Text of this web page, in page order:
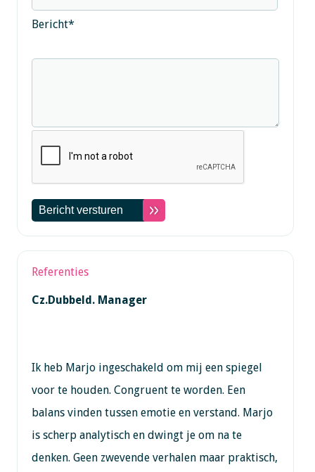
Bericht*
Referenties
Cz.Dubbeld. Manager
Ik heb Marjo ingeschakeld om mij een spiegel
voor te houden. Congruent te worden. Een
balans vinden tussen emotie en verstand. Marjo
is scherp analytisch en dwingt je om na te
denken. Geen zwevende verhalen maar praktisch,